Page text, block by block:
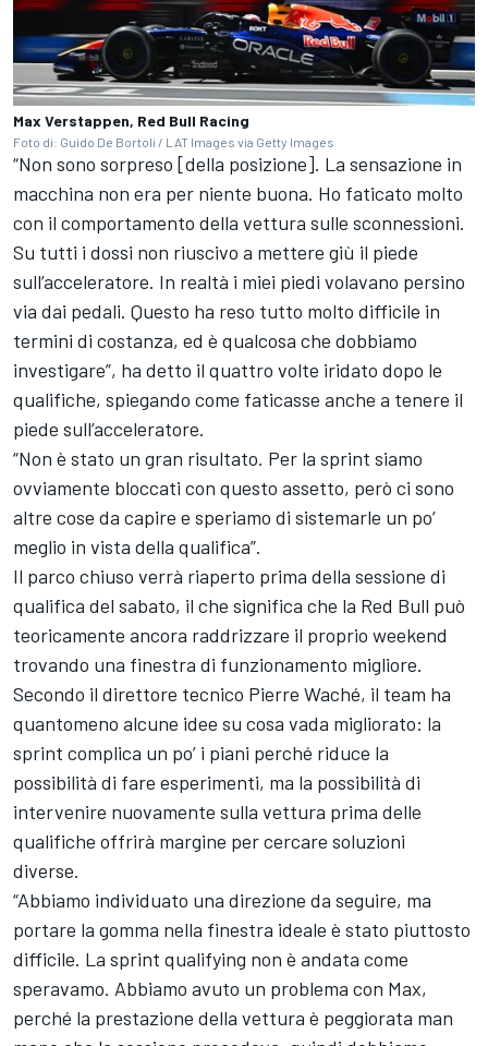
Max Verstappen, Red Bull Racing
Foto di: Guido De Bortoli / LAT Images via Getty Images
“Non sono sorpreso [della posizione]. La sensazione in
macchina non era per niente buona. Ho faticato molto
con il comportamento della vettura sulle sconnessioni.
Su tutti i dossi non riuscivo a mettere giù il piede
sull’acceleratore. In realtà i miei piedi volavano persino
via dai pedali. Questo ha reso tutto molto difficile in
termini di costanza, ed è qualcosa che dobbiamo
investigare”, ha detto il quattro volte iridato dopo le
qualifiche, spiegando come faticasse anche a tenere il
piede sull’acceleratore.
“Non è stato un gran risultato. Per la sprint siamo
ovviamente bloccati con questo assetto, però ci sono
altre cose da capire e speriamo di sistemarle un po’
meglio in vista della qualifica”.
Il parco chiuso verrà riaperto prima della sessione di
qualifica del sabato, il che significa che la Red Bull può
teoricamente ancora raddrizzare il proprio weekend
trovando una finestra di funzionamento migliore.
Secondo il direttore tecnico Pierre Waché, il team ha
quantomeno alcune idee su cosa vada migliorato: la
sprint complica un po’ i piani perché riduce la
possibilità di fare esperimenti, ma la possibilità di
intervenire nuovamente sulla vettura prima delle
qualifiche offrirà margine per cercare soluzioni
diverse.
“Abbiamo individuato una direzione da seguire, ma
portare la gomma nella finestra ideale è stato piuttosto
difficile. La sprint qualifying non è andata come
speravamo. Abbiamo avuto un problema con Max,
perché la prestazione della vettura è peggiorata man